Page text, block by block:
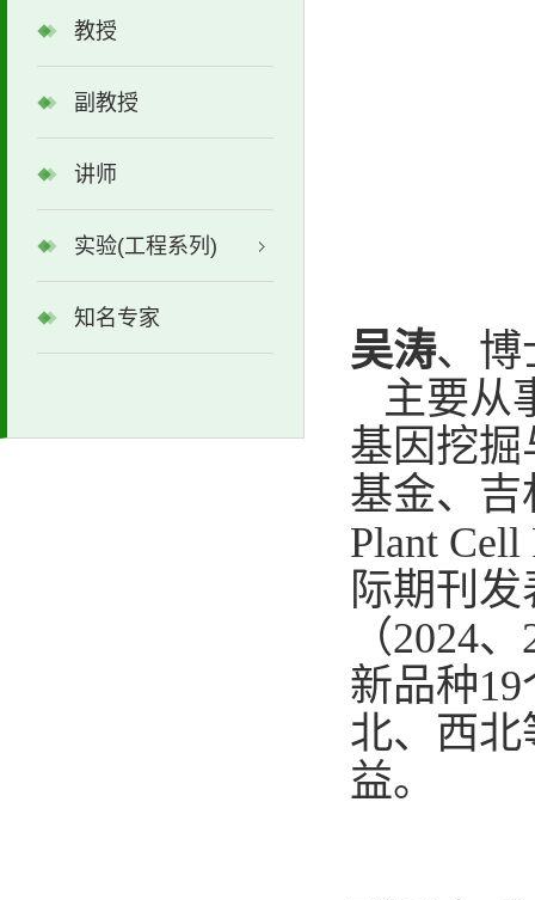
教授
副教授
讲师
实验(工程系列)
知名专家
吴涛、博
主要从
基因挖
基金、
Plant Cell
际期刊
（2024、
新品种19
北、西
益。